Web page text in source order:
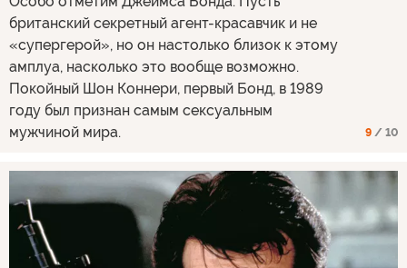
британский секретный агент-красавчик и не
«супергерой», но он настолько близок к этому
амплуа, насколько это вообще возможно.
Покойный Шон Коннери, первый Бонд, в 1989
году был признан самым сексуальным
мужчиной мира.
9 / 10